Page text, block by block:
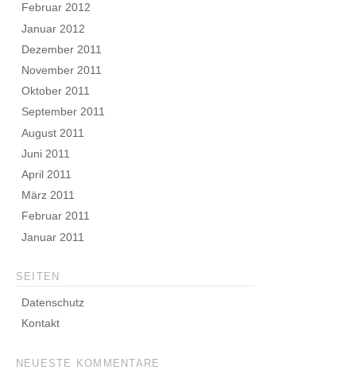
Februar 2012
Januar 2012
Dezember 2011
November 2011
Oktober 2011
September 2011
August 2011
Juni 2011
April 2011
März 2011
Februar 2011
Januar 2011
SEITEN
Datenschutz
Kontakt
NEUESTE KOMMENTARE